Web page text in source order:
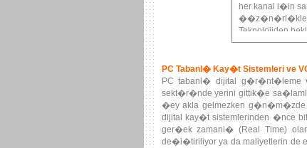
her kanal i�in
Teknolojiden
PC Tabanl� Kay�t Sistemleri ve
PC tabanl� dijital g�r�nt�leme
sekt�r�nde yerini gittik�e
�ey akla gelmezken g�n�m�zde
dijital kay�t sistemlerinden �nce
ger�ek zamanl� (Real Time)
de�i�tiriliyor ya da maliyetlerin de